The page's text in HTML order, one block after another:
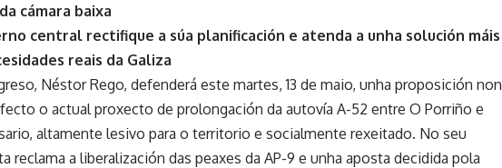
cámara baixa
central rectifique a súa planificación e atenda a unha solución máis
reais da Galiza
Néstor Rego, defenderá este martes, 13 de maio, unha proposición non
o actual proxecto de prolongación da autovía A-52 entre O Porriño e
altamente lesivo para o territorio e socialmente rexeitado. No seu
reclama a liberalización das peaxes da AP-9 e unha aposta decidida pola